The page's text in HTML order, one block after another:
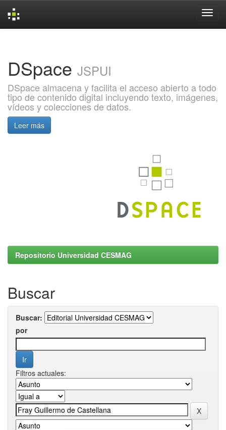
DSpace JSPUI
DSpace almacena y facilita el acceso abierto a todo
tipo de contenido digital incluyendo texto, imágenes,
vídeos y colecciones de datos.
Leer más
Repositorio Universidad CESMAG
Buscar
Buscar:
por
Filtros actuales: